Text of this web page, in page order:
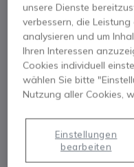
Anzahl
Nicht lieferbar
Lieferung:5-7 Tage
2 Jahre
unsere Dienste
verbessern, die
analysieren und um
Ihren Interessen
Cookies individuell
wählen Sie bitte
Nutzung aller Cookies,
Einstellungen
bearbeiten